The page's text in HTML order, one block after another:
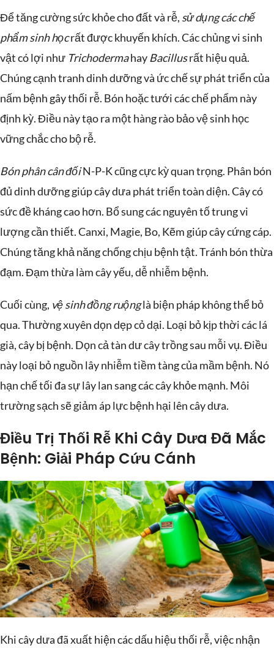
Để tăng cường sức khỏe cho đất và rễ, sử dụng các chế
phẩm sinh họcrất được khuyến khích. Các chủng vi sinh
vật có lợi như Trichodermahay Bacillusrất hiệu quả.
Chúng cạnh tranh dinh dưỡng và ức chế sự phát triển của
nấm bệnh gây thối rễ. Bón hoặc tưới các chế phẩm này
định kỳ. Điều này tạo ra một hàng rào bảo vệ sinh học
vững chắc cho bộ rễ.
Bón phân cân đốiN-P-K cũng cực kỳ quan trọng. Phân bón
đủ dinh dưỡng giúp cây dưa phát triển toàn diện. Cây có
sức đề kháng cao hơn. Bổ sung các nguyên tố trung vi
lượng cần thiết. Canxi, Magie, Bo, Kẽm giúp cây cứng cáp.
Chúng tăng khả năng chống chịu bệnh tật. Tránh bón thừa
đạm. Đạm thừa làm cây yếu, dễ nhiễm bệnh.
Cuối cùng, vệ sinh đồng ruộnglà biện pháp không thể bỏ
qua. Thường xuyên dọn dẹp cỏ dại. Loại bỏ kịp thời các lá
già, cây bị bệnh. Dọn cả tàn dư cây trồng sau mỗi vụ. Điều
này loại bỏ nguồn lây nhiễm tiềm tàng của mầm bệnh. Nó
hạn chế tối đa sự lây lan sang các cây khỏe mạnh. Môi
trường sạch sẽ giảm áp lực bệnh hại lên cây dưa.
Điều Trị Thối Rễ Khi Cây Dưa Đã Mắc
Bệnh: Giải Pháp Cứu Cánh
Khi cây dưa đã xuất hiện các dấu hiệu thối rễ, việc nhận